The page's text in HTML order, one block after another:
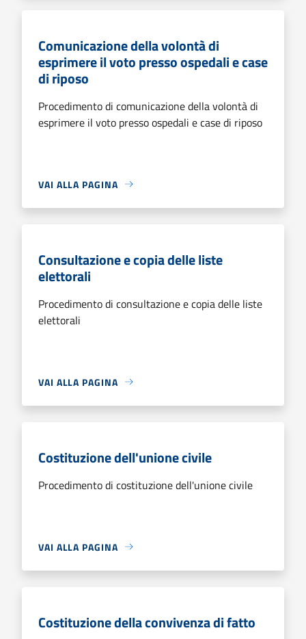
Comunicazione della volontà di
esprimere il voto presso ospedali e case
di riposo
Procedimento di comunicazione della volontà di
esprimere il voto presso ospedali e case di riposo
VAI ALLA PAGINA
Consultazione e copia delle liste
elettorali
Procedimento di consultazione e copia delle liste
elettorali
VAI ALLA PAGINA
Costituzione dell'unione civile
Procedimento di costituzione dell'unione civile
VAI ALLA PAGINA
Costituzione della convivenza di fatto